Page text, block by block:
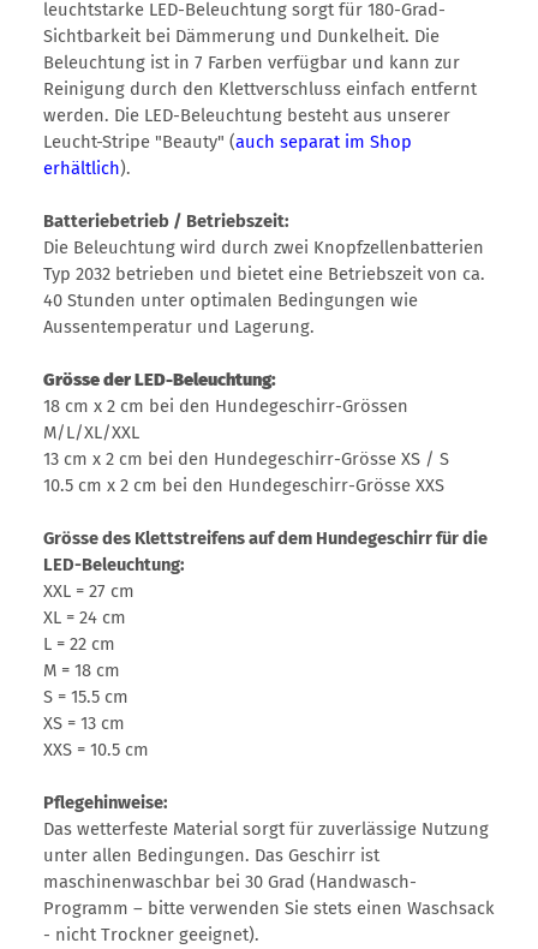
leuchtstarke LED-Beleuchtung sorgt für 180-Grad-
Sichtbarkeit bei Dämmerung und Dunkelheit. Die
Beleuchtung ist in 7 Farben verfügbar und kann zur
Reinigung durch den Klettverschluss einfach entfernt
werden. Die LED-Beleuchtung besteht aus unserer
Leucht-Stripe "Beauty" (auch separat im Shop
erhältlich).
Batteriebetrieb / Betriebszeit:
Die Beleuchtung wird durch zwei Knopfzellenbatterien
Typ 2032 betrieben und bietet eine Betriebszeit von ca.
40 Stunden unter optimalen Bedingungen wie
Aussentemperatur und Lagerung.
Grösse der LED-Beleuchtung:
18 cm x 2 cm bei den Hundegeschirr-Grössen
M/L/XL/XXL
13 cm x 2 cm bei den Hundegeschirr-Grösse XS / S
10.5 cm x 2 cm bei den Hundegeschirr-Grösse XXS
Grösse des Klettstreifens auf dem Hundegeschirr für die
LED-Beleuchtung:
XXL = 27 cm
XL = 24 cm
L = 22 cm
M = 18 cm
S = 15.5 cm
XS = 13 cm
XXS = 10.5 cm
Pflegehinweise:
Das wetterfeste Material sorgt für zuverlässige Nutzung
unter allen Bedingungen. Das Geschirr ist
maschinenwaschbar bei 30 Grad (Handwasch-
Programm – bitte verwenden Sie stets einen Waschsack
- nicht Trockner geeignet).